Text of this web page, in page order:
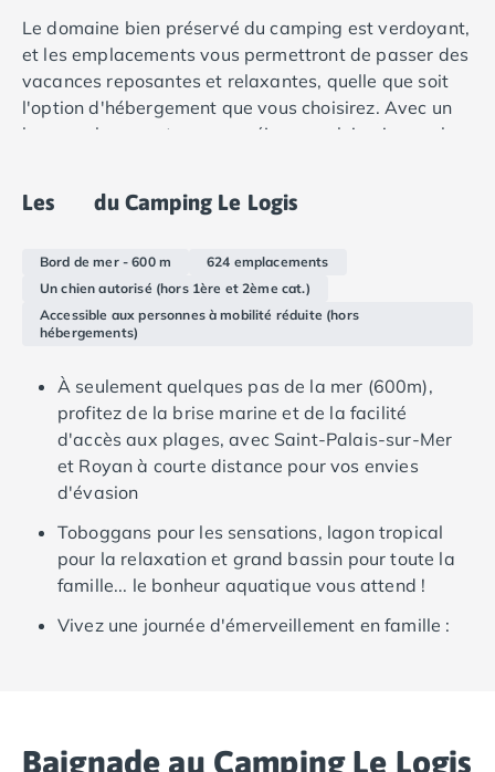
Camping Concarneau
Camping Douarnenez
Camping Fouesnant
Camping Plouescat
Camping Ille-et-Vilaine
Camping Dinard
Camping Saint-Malo
Camping Morbihan
Camping Auray
Camping La Trinité sur Mer
Camping Locmariaquer
Camping Penestin
Camping Quiberon
Camping Sarzeau
Camping Champagne-Ardenne
Camping Ardennes
Camping Corse
Camping Corse-du-Sud
Camping Saint-Florent
Le domaine bien préservé du camping est verdoyant,
et les emplacements vous permettront de passer des
vacances reposantes et relaxantes, quelle que soit
l'option d'hébergement que vous choisirez. Avec un
bon emplacement pour un séjour en plein air pour les
Les du Camping Le Logis
Bord de mer - 600 m
624 emplacements
Un chien autorisé (hors 1ère et 2ème cat.)
Accessible aux personnes à mobilité réduite (hors
hébergements)
À seulement quelques pas de la mer (600m),
profitez de la brise marine et de la facilité
d'accès aux plages, avec Saint-Palais-sur-Mer
et Royan à courte distance pour vos envies
d'évasion
Toboggans pour les sensations, lagon tropical
pour la relaxation et grand bassin pour toute la
famille... le bonheur aquatique vous attend !
Vivez une journée d'émerveillement en famille :
Baignade au Camping Le Logis